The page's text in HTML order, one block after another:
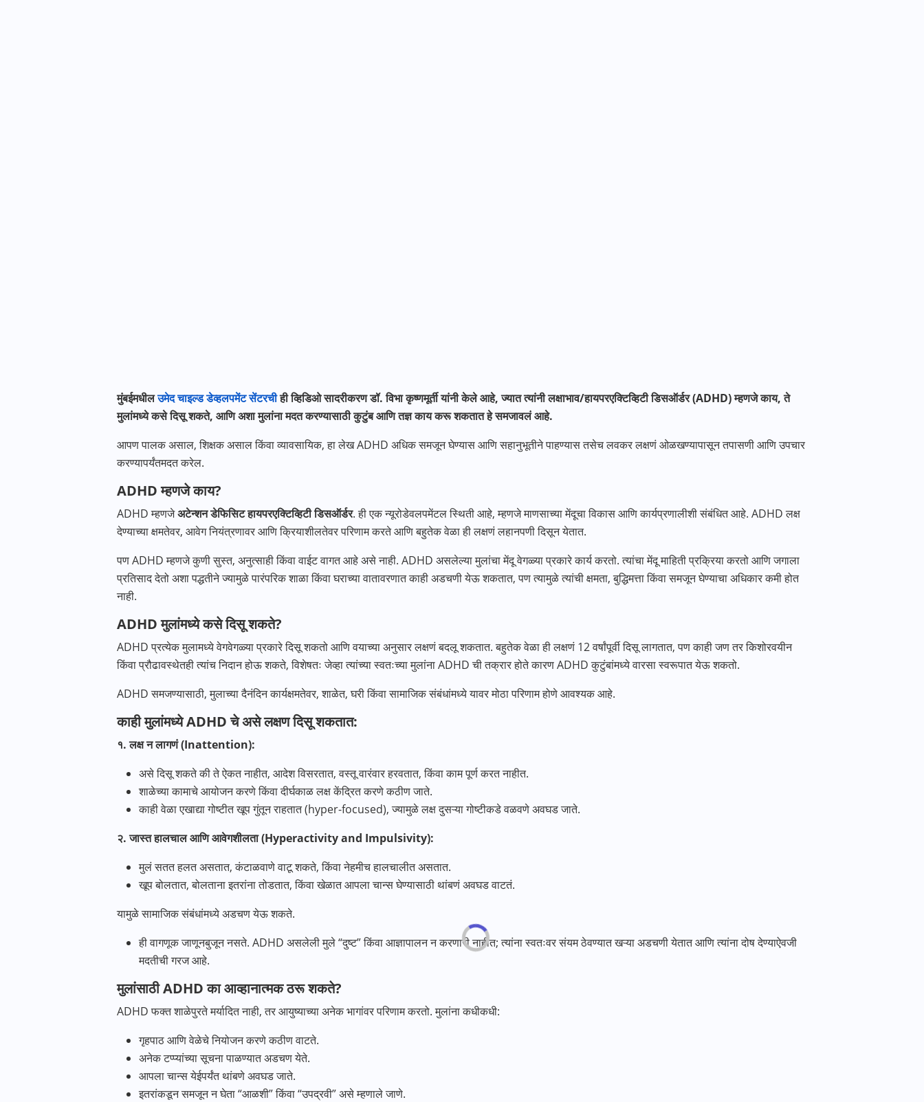
मुंबईमधीलउमेद चाइल्ड डेव्हलपमेंट सेंटरचीही व्हिडिओ सादरीकरण डॉ. विभा कृष्णमूर्ती यांनी केले आहे, ज्यात त्यांनी लक्षाभाव/हायपरएक्टिव्हिटी डिसऑर्डर (ADHD) म्हणजे काय, ते
मुलांमध्ये कसे दिसू शकते, आणि अशा मुलांना मदत करण्यासाठी कुटुंब आणि तज्ञ काय करू शकतात हे समजावलं आहे.
आपण पालक असाल, शिक्षक असाल किंवा व्यावसायिक, हा लेख ADHD अधिक समजून घेण्यास आणि सहानुभूतीने पाहण्यास तसेच लवकर लक्षणं ओळखण्यापासून तपासणी आणि उपचार
करण्यापर्यंतमदत करेल.
ADHD म्हणजे काय?
ADHD म्हणजेअटेन्शन डेफिसिट हायपरएक्टिव्हिटी डिसऑर्डर. ही एक न्यूरोडेवलपमेंटल स्थिती आहे, म्हणजे माणसाच्या मेंदूचा विकास आणि कार्यप्रणालीशी संबंधित आहे. ADHD लक्ष
देण्याच्या क्षमतेवर, आवेग नियंत्रणावर आणि क्रियाशीलतेवर परिणाम करते आणि बहुतेक वेळा ही लक्षणं लहानपणी दिसून येतात.
पण ADHD म्हणजे कुणी सुस्त, अनुत्साही किंवा वाईट वागत आहे असे नाही. ADHD असलेल्या मुलांचा मेंदू वेगळ्या प्रकारे कार्य करतो. त्यांचा मेंदू माहिती प्रक्रिया करतो आणि जगाला
प्रतिसाद देतो अशा पद्धतीने ज्यामुळे पारंपरिक शाळा किंवा घराच्या वातावरणात काही अडचणी येऊ शकतात, पण त्यामुळे त्यांची क्षमता, बुद्धिमत्ता किंवा समजून घेण्याचा अधिकार कमी होत
नाही.
ADHD मुलांमध्ये कसे दिसू शकते?
ADHD प्रत्येक मुलामध्ये वेगवेगळ्या प्रकारे दिसू शकतो आणि वयाच्या अनुसार लक्षणं बदलू शकतात. बहुतेक वेळा ही लक्षणं 12 वर्षांपूर्वी दिसू लागतात, पण काही जण तर किशोरवयीन
किंवा प्रौढावस्थेतही त्यांच निदान होऊ शकते, विशेषतः जेव्हा त्यांच्या स्वतःच्या मुलांना ADHD ची तक्रार होते कारण ADHD कुटुंबांमध्ये वारसा स्वरूपात येऊ शकतो.
ADHD समजण्यासाठी, मुलाच्या दैनंदिन कार्यक्षमतेवर, शाळेत, घरी किंवा सामाजिक संबंधांमध्ये यावर मोठा परिणाम होणे आवश्यक आहे.
काही मुलांमध्ये ADHD चे असे लक्षण दिसू शकतात:
१. लक्ष न लागणं (Inattention):
असे दिसू शकते की ते ऐकत नाहीत, आदेश विसरतात, वस्तू वारंवार हरवतात, किंवा काम पूर्ण करत नाहीत.
शाळेच्या कामाचे आयोजन करणे किंवा दीर्घकाळ लक्ष केंद्रित करणे कठीण जाते.
काही वेळा एखाद्या गोष्टीत खूप गुंतून राहतात (hyper-focused), ज्यामुळे लक्ष दुसऱ्या गोष्टीकडे वळवणे अवघड जाते.
२. जास्त हालचाल आणि आवेगशीलता (Hyperactivity and Impulsivity):
मुलं सतत हलत असतात, कंटाळवाणे वाटू शकते, किंवा नेहमीच हालचालीत असतात.
खूप बोलतात, बोलताना इतरांना तोडतात, किंवा खेळात आपला चान्स घेण्यासाठी थांबणं अवघड वाटतं.
यामुळे सामाजिक संबंधांमध्ये अडचण येऊ शकते.
ही वागणूक जाणूनबुजून नसते. ADHD असलेली मुले “दुष्ट” किंवा आज्ञापालन न करणारी नाहीत; त्यांना स्वतःवर संयम ठेवण्यात खऱ्या अडचणी येतात आणि त्यांना दोष देण्याऐवजी
मदतीची गरज आहे.
मुलांसाठी ADHD का आव्हानात्मक ठरू शकते?
ADHD फक्त शाळेपुरते मर्यादित नाही, तर आयुष्याच्या अनेक भागांवर परिणाम करतो. मुलांना कधीकधी:
गृहपाठ आणि वेळेचे नियोजन करणे कठीण वाटते.
अनेक टप्प्यांच्या सूचना पाळण्यात अडचण येते.
आपला चान्स येईपर्यंत थांबणे अवघड जाते.
इतरांकडून समजून न घेता “आळशी” किंवा “उपद्रवी” असे म्हणाले जाणे.